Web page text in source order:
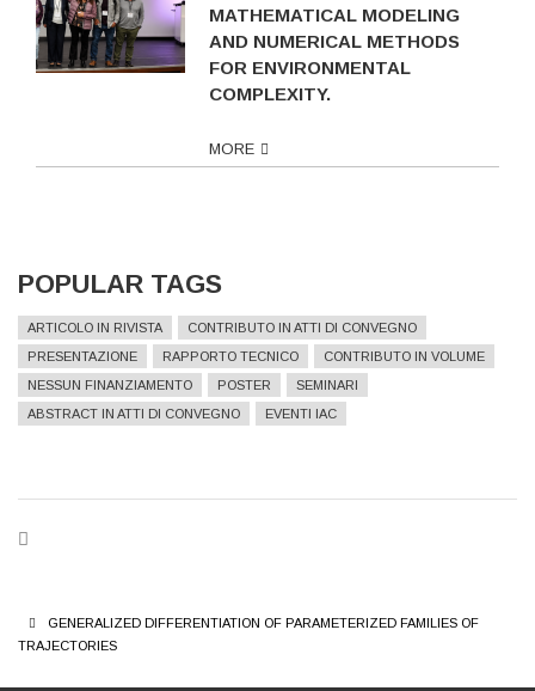
MATHEMATICAL MODELING
AND NUMERICAL METHODS
FOR ENVIRONMENTAL
COMPLEXITY.
MORE
POPULAR TAGS
ARTICOLO IN RIVISTA
CONTRIBUTO IN ATTI DI CONVEGNO
PRESENTAZIONE
RAPPORTO TECNICO
CONTRIBUTO IN VOLUME
NESSUN FINANZIAMENTO
POSTER
SEMINARI
ABSTRACT IN ATTI DI CONVEGNO
EVENTI IAC
BREADCRUMB
GENERALIZED DIFFERENTIATION OF PARAMETERIZED FAMILIES OF
TRAJECTORIES